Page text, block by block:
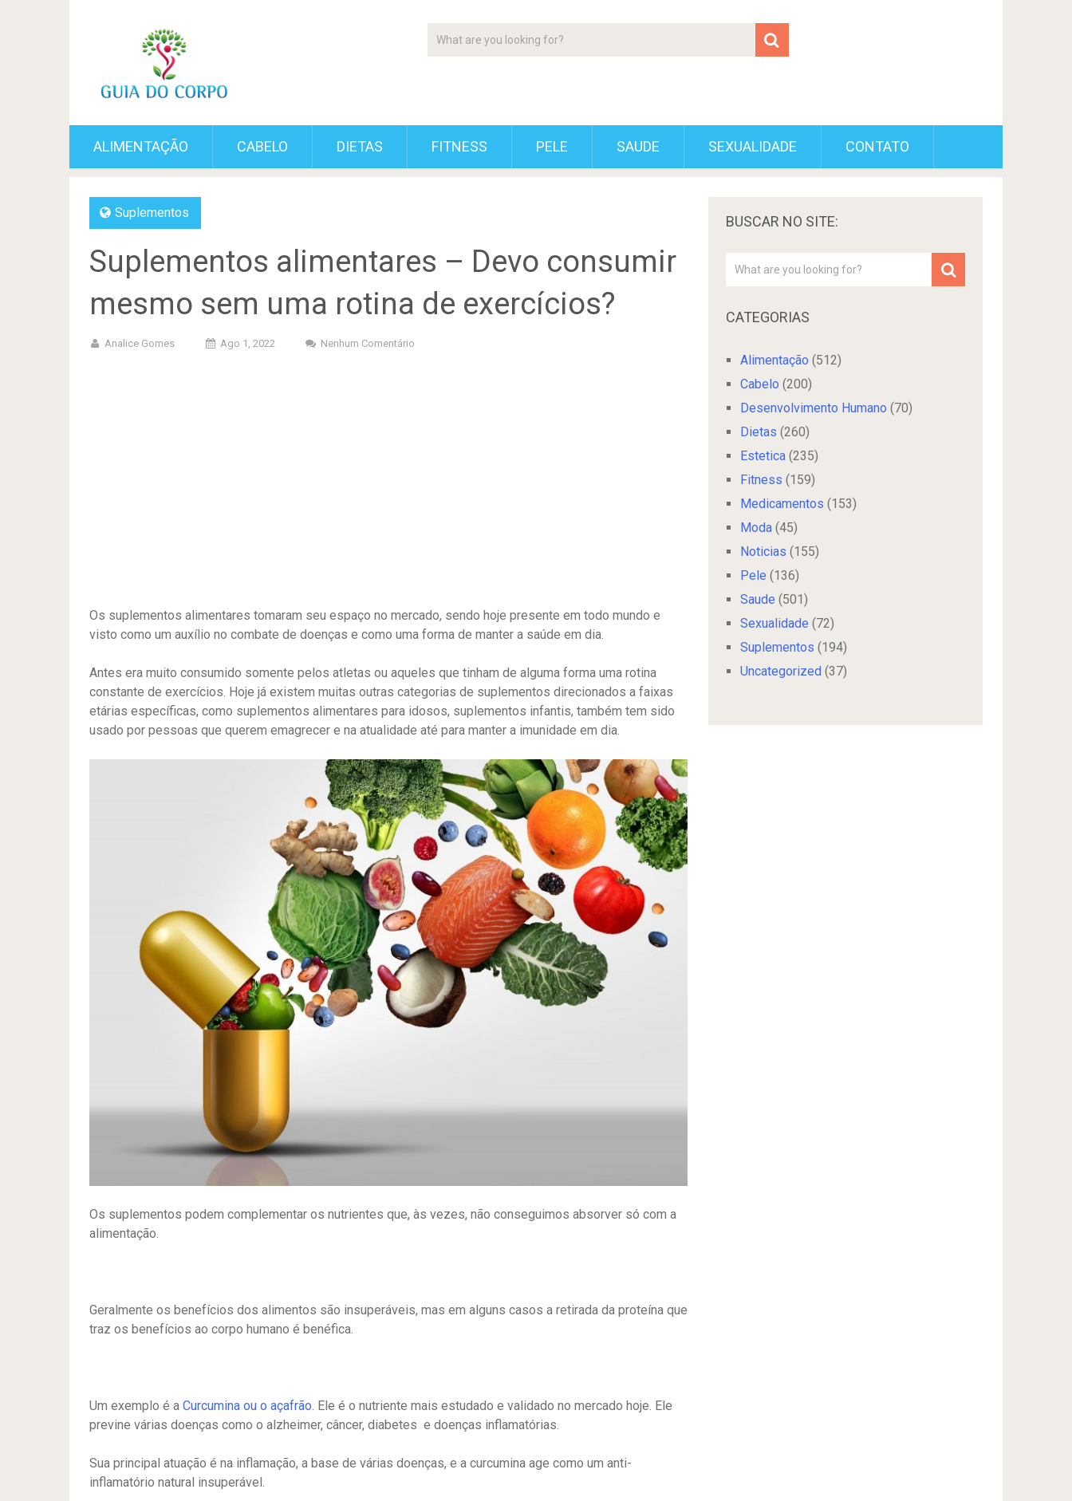
ALIMENTAÇÃO CABELO DIETAS FITNESS PELE SAUDE SEXUALIDADE CONTATO
Suplementos
Suplementos alimentares – Devo consumir
mesmo sem uma rotina de exercícios?
Analice Gomes Ago 1, 2022 Nenhum Comentário
Os suplementos alimentares tomaram seu espaço no mercado, sendo hoje presente em todo mundo e
visto como um auxílio no combate de doenças e como uma forma de manter a saúde em dia.
Antes era muito consumido somente pelos atletas ou aqueles que tinham de alguma forma uma rotina
constante de exercícios. Hoje já existem muitas outras categorias de suplementos direcionados a faixas
etárias específicas, como suplementos alimentares para idosos, suplementos infantis, também tem sido
usado por pessoas que querem emagrecer e na atualidade até para manter a imunidade em dia.
Os suplementos podem complementar os nutrientes que, às vezes, não conseguimos absorver só com a
alimentação.
Geralmente os benefícios dos alimentos são insuperáveis, mas em alguns casos a retirada da proteína que
traz os benefícios ao corpo humano é benéfica.
Um exemplo é a Curcumina ou o açafrão. Ele é o nutriente mais estudado e validado no mercado hoje. Ele
previne várias doenças como o alzheimer, câncer, diabetes e doenças inflamatórias.
Sua principal atuação é na inflamação, a base de várias doenças, e a curcumina age como um anti-
inflamatório natural insuperável.
BUSCAR NO SITE:
CATEGORIAS
Alimentação (512)
Cabelo (200)
Desenvolvimento Humano (70)
Dietas (260)
Estetica (235)
Fitness (159)
Medicamentos (153)
Moda (45)
Noticias (155)
Pele (136)
Saude (501)
Sexualidade (72)
Suplementos (194)
Uncategorized (37)